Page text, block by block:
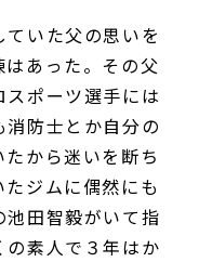
いた父の思いを
あった。その父
ポーツ選手には
防士とか自分の
から迷いを断ち
ジムに偶然にも
田智毅がいて指
素人で３年はか